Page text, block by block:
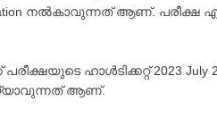
നൽകാവുന്നത് ആണ്. പരീക്ഷ
പരീക്ഷയുടെ ഹാൾടിക്കറ്റ് 2023
ആണ്.